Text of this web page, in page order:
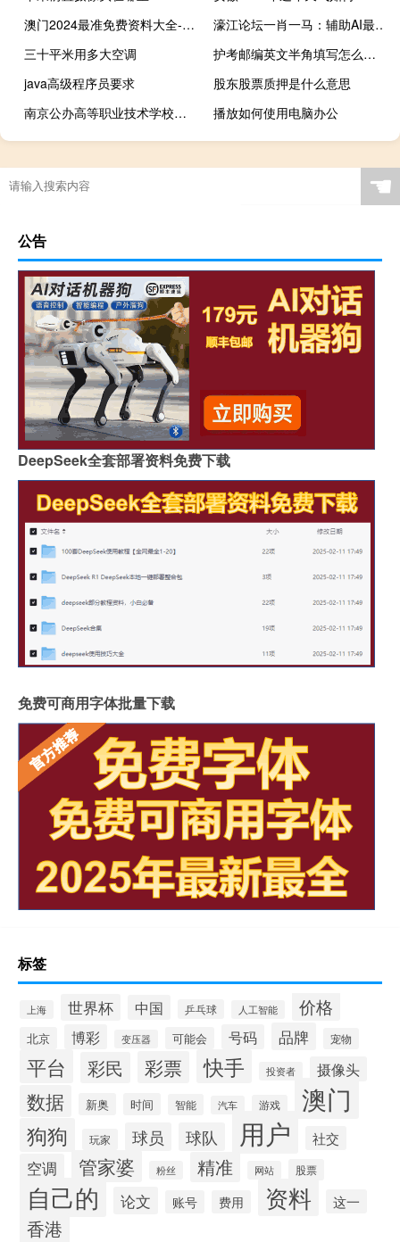
澳门2024最准免费资料大全--良心企业，值得支持--3DM45.76.05
濠江论坛一肖一马：辅助AI最佳解答-850.ISO.017
三十平米用多大空调
护考邮编英文半角填写怎么弄 英文半角填写邮编
java高级程序员要求
股东股票质押是什么意思
南京公办高等职业技术学校有哪些排名如何 江苏省南京工程高等职业学校
播放如何使用电脑办公
☚
公告
DeepSeek全套部署资料免费下载
免费可商用字体批量下载
标签
上海 世界杯 中国 乒乓球 人工智能 价格
北京 博彩 变压器 可能会 号码 品牌 宠物
平台 彩民 彩票 快手 投资者 摄像头
数据 新奥 时间 智能 汽车 游戏 澳门
狗狗 玩家 球员 球队 用户 社交
空调 管家婆 粉丝 精准 网站 股票
自己的 论文 账号 费用 资料 这一
香港